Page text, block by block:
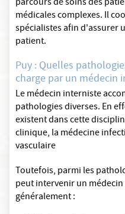
parcours de soins des
médicales complexes. Il
spécialistes afin d'assurer
patient.
Puy : Quelles
charge par un médecin
Le médecin interniste
pathologies diverses. En
existent dans cette
clinique, la médecine
vasculaire
Toutefois, parmi les
peut intervenir un
généralement :